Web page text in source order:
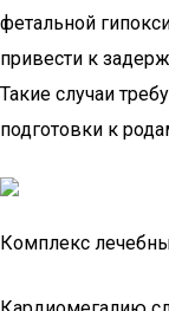
фетальной
привести к
Такие случаи
подготовки к
Комплекс